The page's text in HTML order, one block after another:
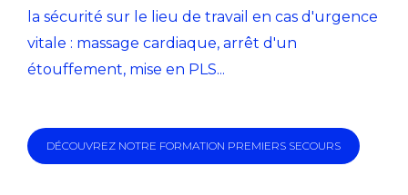
la sécurité sur le lieu de travail en cas d'urgence
vitale : massage cardiaque, arrêt d'un
étouffement, mise en PLS...
DÉCOUVREZ NOTRE FORMATION PREMIERS SECOURS